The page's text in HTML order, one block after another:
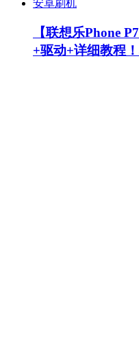
安卓刷机
【联想乐Phone
+驱动+详细教程